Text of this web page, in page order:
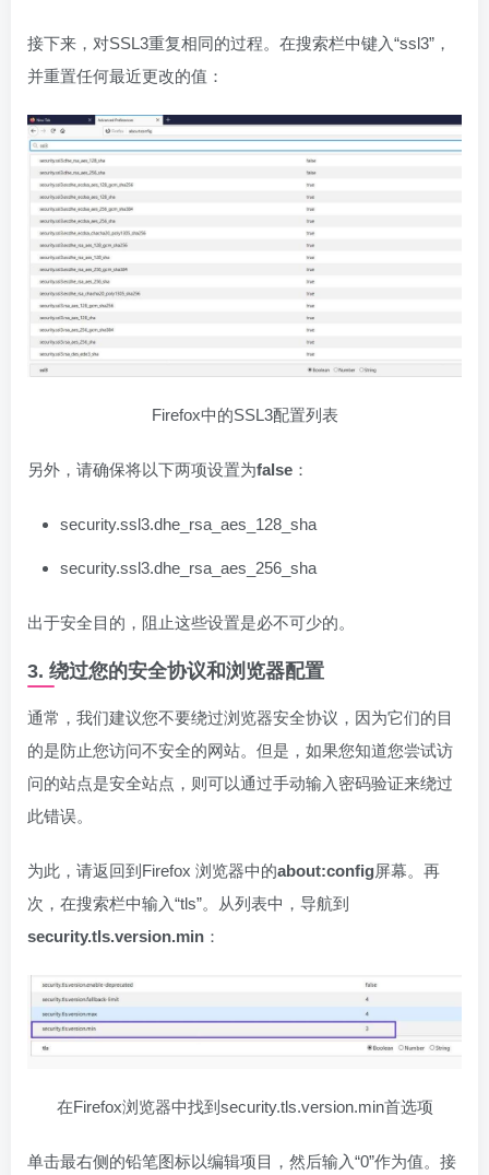
接下来，对SSL3重复相同的过程。在搜索栏中键入“ssl3”，
并重置任何最近更改的值：
Firefox中的SSL3配置列表
另外，请确保将以下两项设置为false ：
security.ssl3.dhe_rsa_aes_128_sha
security.ssl3.dhe_rsa_aes_256_sha
出于安全目的，阻止这些设置是必不可少的。
3. 绕过您的安全协议和浏览器配置
通常，我们建议您不要绕过浏览器安全协议，因为它们的目
的是防止您访问不安全的网站。但是，如果您知道您尝试访
问的站点是安全站点，则可以通过手动输入密码验证来绕过
此错误。
为此，请返回到Firefox 浏览器中的about:config屏幕。再
次，在搜索栏中输入“tls”。从列表中，导航到
security.tls.version.min ：
在Firefox浏览器中找到security.tls.version.min首选项
单击最右侧的铅笔图标以编辑项目，然后输入“0”作为值。接